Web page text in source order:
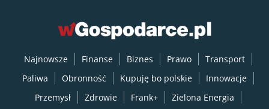
Najnowsze Finanse Biznes Prawo
Transport
Paliwa
Obronność Kupuję bo polskie
Innowacje
Przemysł
Zdrowie Frank+
Zielona Energia